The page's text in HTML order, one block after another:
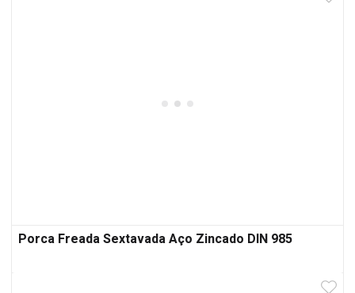
Porca Freada Sextavada Aço Zincado DIN 985